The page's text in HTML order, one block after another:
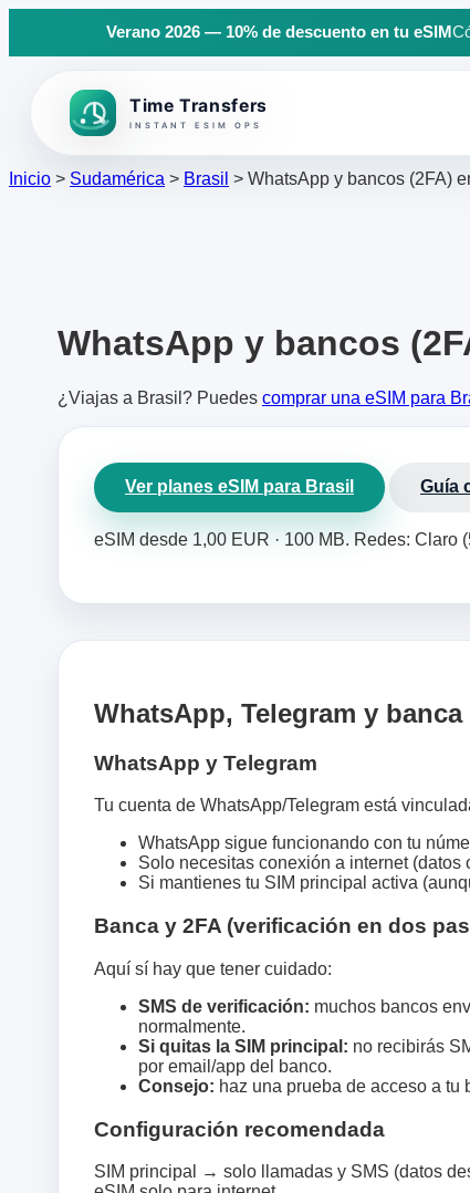
Verano 2026 — 10% de descuento en tu eSIM
Back to top
Inicio > Sudamérica > Brasil > WhatsApp y bancos (2FA)
WhatsApp y bancos
¿Viajas a Brasil? Puedes comprar una eSIM para
Ver planes eSIM para Brasil Guía
eSIM desde 1,00 EUR · 100 MB. Redes: Claro
WhatsApp, Telegram y
WhatsApp y Telegram
Tu cuenta de WhatsApp/Telegram está
WhatsApp sigue funcionando con tu
Solo necesitas conexión a internet (datos
Si mantienes tu SIM principal activa
Banca y 2FA (verificación en dos
Aquí sí hay que tener cuidado:
SMS de verificación: muchos bancos
normalmente.
Si quitas la SIM principal: no recibirás
por email/app del banco.
Consejo: haz una prueba de acceso a tu
Configuración recomendada
SIM principal → solo llamadas y SMS (datos